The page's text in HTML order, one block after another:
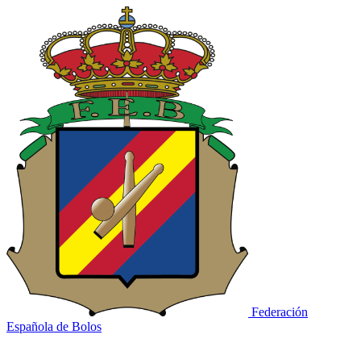
Federación
Española de Bolos